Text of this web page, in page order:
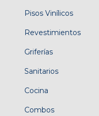
Pisos Vinílicos
Revestimientos
Griferías
Sanitarios
Cocina
Combos